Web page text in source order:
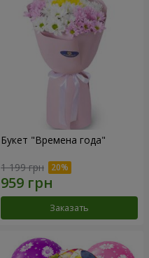
Букет "Времена года"
1 199 грн
Заказать